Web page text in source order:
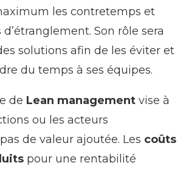
les contretemps et
Son rôle sera
solutions afin de les éviter et
du temps à ses équipes.
de Lean management vise à
ou les acteurs
de valeur ajoutée. Les coûts
pour une rentabilité